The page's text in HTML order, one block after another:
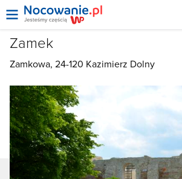
Zamek
Zamkowa, 24-120 Kazimierz Dolny